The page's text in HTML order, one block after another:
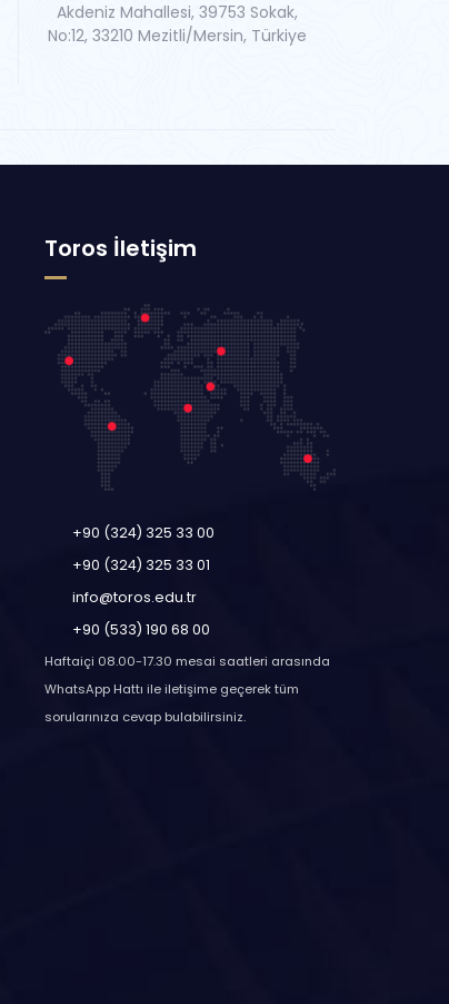
Akdeniz Mahallesi, 39753 Sokak,
No:12, 33210 Mezitli/Mersin, Türkiye
Toros İletişim
+90 (324) 325 33 00
+90 (324) 325 33 01
info@toros.edu.tr
+90 (533) 190 68 00
Haftaiçi 08.00-17.30 mesai saatleri arasında
WhatsApp Hattı ile iletişime geçerek tüm
sorularınıza cevap bulabilirsiniz.